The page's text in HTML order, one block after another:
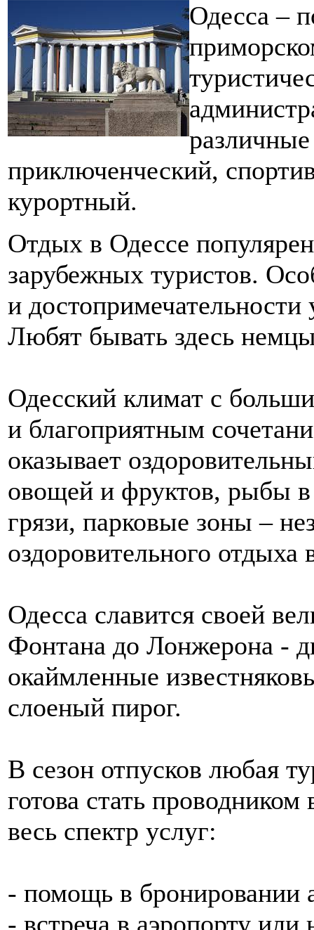
Одесса –
приключенческий,
курортный.
Отдых в Одессе
зарубежных туристов.
и
Любят бывать здесь
Одесский климат с
и благоприятным
оказывает
овощей и фруктов, рыбы
грязи, парковые зоны –
оздоровительного отдыха
Одесса славится своей
Фонтана до Лонжерона -
окаймленные
слоеный пирог.
В сезон отпусков любая
готова стать
весь спектр услуг:
- помощь в бронировании
- встреча в аэропорту